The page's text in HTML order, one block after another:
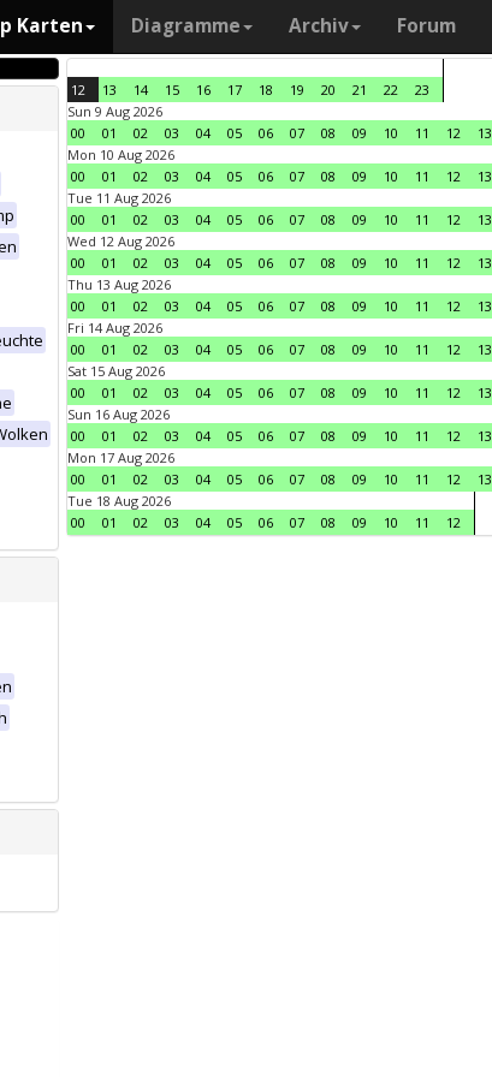
Karten Diagramme Archiv Forum
12 13 14 15 16 17 18 19 20 21 22
23
Sun 9 Aug 2026
00
01 02 03 04 05 06 07 08 09 10 11 12 13
Mon 10 Aug 2026
00
01 02 03 04 05 06 07 08 09 10 11 12 13
Tue 11 Aug 2026
00
01 02 03 04 05 06 07 08 09 10 11 12 13
Wed 12 Aug 2026
00
01 02 03 04 05 06 07 08 09 10 11 12 13
Thu 13 Aug 2026
00
01 02 03 04 05 06 07 08 09 10 11 12 13
Fri 14 Aug 2026
00
01 02 03 04 05 06 07 08 09 10 11 12 13
Sat 15 Aug 2026
00
01 02 03 04 05 06 07 08 09 10 11 12 13
Sun 16 Aug 2026
00
01 02 03 04 05 06 07 08 09 10 11 12 13
Mon 17 Aug 2026
00
01 02 03 04 05 06 07 08 09 10 11 12 13
Tue 18 Aug 2026
00
01 02 03 04 05 06 07 08 09 10 11 12